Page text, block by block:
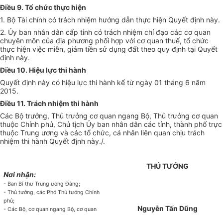
Điều 9. Tổ chức thực hiện
1. Bộ Tài chính có trách nhiệm hướng dẫn thực hiện Quyết định này.
2. Ủy ban nhân dân cấp tỉnh có trách nhiệm chỉ đạo các cơ quan
chuyên môn của địa phương phối hợp với cơ quan thuế, tổ chức
thực hiện việc miễn, giảm tiền sử dụng đất theo quy định tại Quyết
định này.
Điều 10. Hiệu lực thi hành
Quyết định này có hiệu lực thi hành kể từ ngày 01 tháng 6 năm
2015.
Điều 11. Trách nhiệm thi hành
Các Bộ trưởng, Thủ trưởng cơ quan ngang Bộ, Thủ trưởng cơ quan
thuộc Chính phủ, Chủ tịch Ủy ban nhân dân các tỉnh, thành phố trực
thuộc Trung ương và các tổ chức, cá nhân liên quan chịu trách
nhiệm thi hành Quyết định này./.
Nơi nhận:
- Ban Bí thư Trung ương Đảng;
- Thủ tướng, các Phó Thủ tướng Chính
phủ;
- Các Bộ, cơ quan ngang Bộ, cơ quan
THỦ TƯỚNG
Nguyễn Tấn Dũng